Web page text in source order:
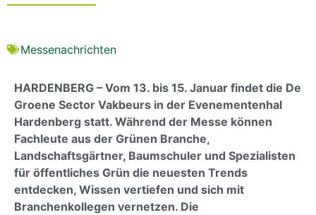
Messenachrichten
HARDENBERG – Vom 13. bis 15. Januar findet die De
Groene Sector Vakbeurs in der Evenementenhal
Hardenberg statt. Während der Messe können
Fachleute aus der Grünen Branche,
Landschaftsgärtner, Baumschuler und Spezialisten
für öffentliches Grün die neuesten Trends
entdecken, Wissen vertiefen und sich mit
Branchenkollegen vernetzen. Die